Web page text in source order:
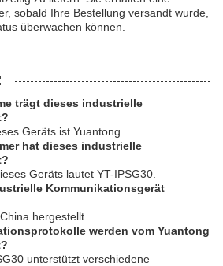
sobald Ihre Bestellung versandt wurde,
überwachen können.
trägt dieses industrielle
Geräts ist Yuantong.
hat dieses industrielle
Geräts lautet YT-IPSG30.
Kommunikationsgerät
hergestellt.
werden vom Yuantong
unterstützt verschiedene